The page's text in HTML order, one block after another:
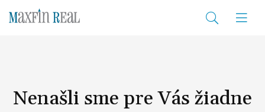
Nenašli sme pre Vás žiadne